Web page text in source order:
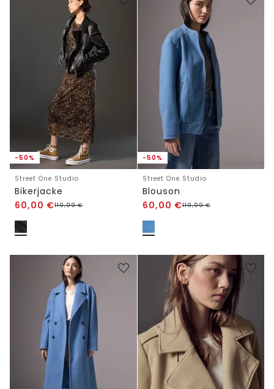
-50%
Street One Studio
Bikerjacke
60,00 €119,99€
-50%
Street One Studio
Blouson
60,00 €119,99€